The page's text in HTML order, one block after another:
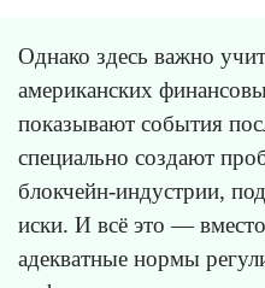
Однако здесь важно
американских
показывают события
специально создают
блокчейн-индустрии,
иски. И всё это —
адекватные нормы